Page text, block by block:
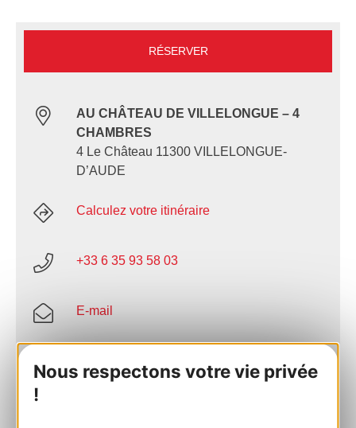
Nous respectons votre vie privée
!
RÉSERVER
AU CHÂTEAU DE VILLELONGUE – 4
CHAMBRES
4 Le Château 11300 VILLELONGUE-
D’AUDE
Calculez votre itinéraire
+33 6 35 93 58 03
E-mail